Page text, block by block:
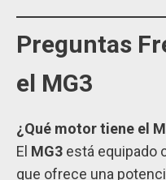
Preguntas
el MG3
¿Qué motor tiene el
El MG3 está equipado
que ofrece una